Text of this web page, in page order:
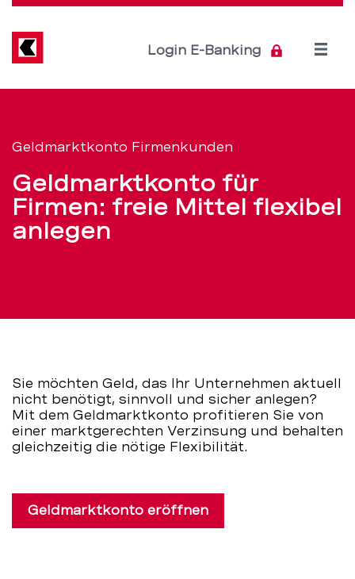
für
Firmen:
freie
Mittel
anlegen
BEKB
Direkt
Inhalt
Login E-Banking
Open
Geldmarktkonto Firmenkunden
Geldmarktkonto für
Firmen: freie Mittel flexibel
anlegen
Sie möchten Geld, das Ihr Unternehmen aktuell
nicht benötigt, sinnvoll und sicher anlegen?
Mit dem Geldmarktkonto profitieren Sie von
einer marktgerechten Verzinsung und behalten
gleichzeitig die nötige Flexibilität.
Geldmarktkonto eröffnen